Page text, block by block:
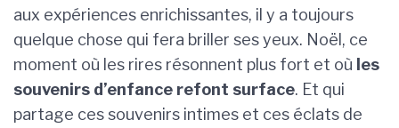
aux expériences enrichissantes, il y a toujours
quelque chose qui fera briller ses yeux. Noël, ce
moment où les rires résonnent plus fort et où les
souvenirs d’enfance refont surface. Et qui
partage ces souvenirs intimes et ces éclats de